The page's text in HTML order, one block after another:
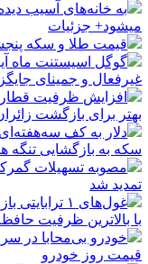
به خانه‌های آسیب
میشود+ جزئیات
قیمت طلا و سکه پنجشنبه 15
گوگل اسیستنت ماه
غیرفعال و جمینای
افزایش ظرفیت
بهتر برای بازگشت
دلار به کف
سکه به بازگشایی تنگه
مصوبه تسهیلات
تمدید شد
غول‌های ۱
با بالاترین ظرفیت حافظه
خودرو بی‌محابا در
قیمت روز خودرو